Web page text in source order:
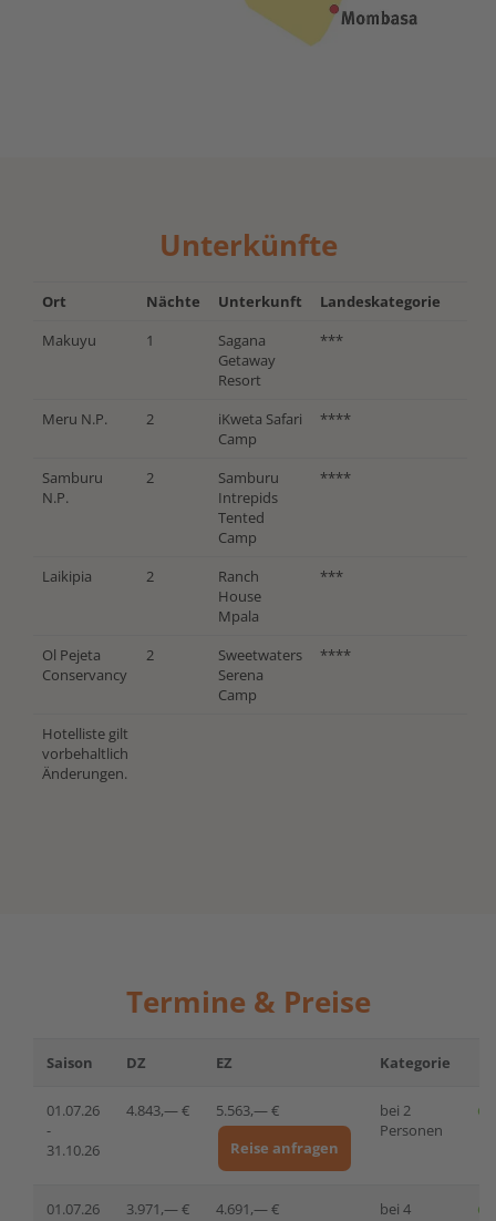
Unterkünfte
Ort Nächte Unterkunft
Landeskategorie
Makuyu
1
Sagana
Getaway
Resort
***
Meru N.P. 2
iKweta Safari
Camp
****
Samburu
N.P.
2
Samburu
Intrepids
Tented
Camp
****
Laikipia 2
Ranch
House
Mpala
***
Ol Pejeta
Conservancy
2
Sweetwaters
Serena
Camp
****
Hotelliste gilt
vorbehaltlich
Änderungen.
Termine & Preise
Saison DZ EZ Kategorie
01.07.26
-
31.10.26
4.843,— €
5.563,— €
Reise anfragen
bei 2
Personen
01.07.26
3.971,— €
4.691,— €
bei 4